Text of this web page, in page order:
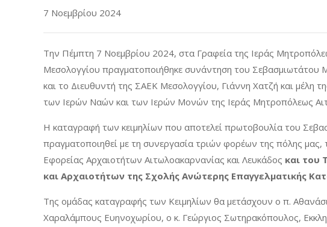
7 Νοεμβρίου 2024
Την Πέμπτη 7 Νοεμβρίου 2024, στα Γραφεία της Ιεράς
Μεσολογγίου πραγματοποιήθηκε συνάντηση του Σεβασμιωτάτου
και το Διευθυντή της ΣΑΕΚ Μεσολογγίου, Γιάννη Χατζή και μέλη
των Ιερών Ναών και των Ιερών Μονών της Ιεράς Μητροπόλεως
Η καταγραφή των κειμηλίων που αποτελεί πρωτοβουλία του
πραγματοποιηθεί με τη συνεργασία τριών φορέων της πόλης
Εφορείας Αρχαιοτήτων Αιτωλοακαρνανίας και Λευκάδος και του
και Αρχαιοτήτων της Σχολής Ανώτερης Επαγγελματικής
Της ομάδας καταγραφής των Κειμηλίων θα μετάσχουν ο π.
Χαραλάμπους Ευηνοχωρίου, ο κ. Γεώργιος Σωτηρακόπουλος,